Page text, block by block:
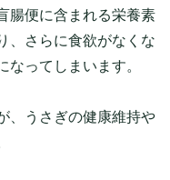
腸便に含まれる栄養素
、さらに食欲がなくな
なってしまいます。
、うさぎの健康維持や